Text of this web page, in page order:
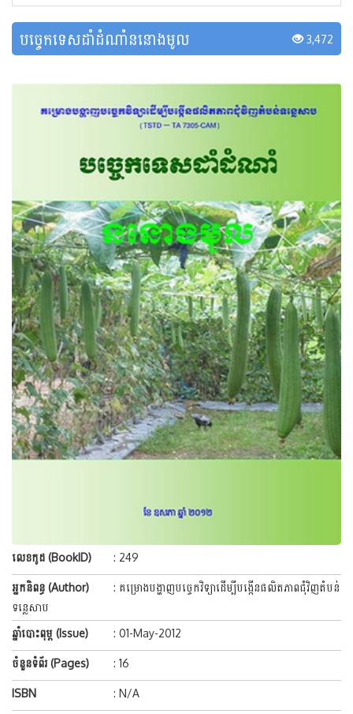
បច្ចេកទេសដាំដំណាំននោងមូល 3,472
លេខកូដ (BookID) : 249
អ្នកនិពន្ធ (Author)
: គម្រោងបង្ហាញបច្ចេកវិទ្យាដើម្បីបង្កើនផលិតភាពជុំវិញតំបន់
ទន្លេសាប
ឆ្នាំបោះពុម្ព (Issue)
: 01-May-2012
ចំនួនទំព័រ (Pages) : 16
ISBN : N/A